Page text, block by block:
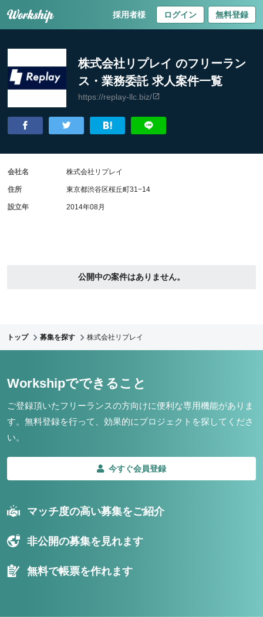
採用者様 ログイン 無料登録
株式会社リプレイ のフリーラン
ス・業務委託 求人案件一覧
https://replay-llc.biz/
公開中の案件はありません。
会社名 株式会社リプレイ
住所 東京都渋谷区桜丘町31−14
設立年 2014年08月
トップ 募集を探す 株式会社リプレイ
Workshipでできること
ご登録頂いたフリーランスの方向けに便利な専用機能がありま
す。 無料登録を行って、効果的にプロジェクトを探してくださ
い。
今すぐ会員登録
マッチ度の高い募集をご紹介
非公開の募集を見れます
無料で帳票を作れます